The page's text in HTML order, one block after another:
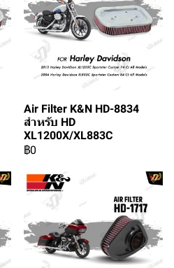
Air Filter K&N HD-8834
สำหรับ HD
XL1200X/XL883C
฿0